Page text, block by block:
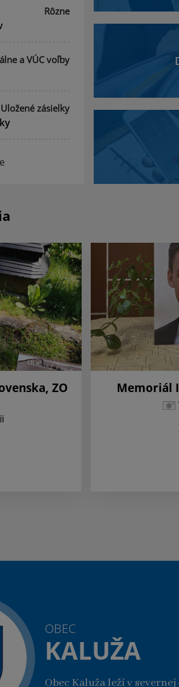
Rôzne
a VÚC voľby
Uložené zásielky
ZO
Memoriál
OBEC
KALUŽA
Obec Kaluža leží v